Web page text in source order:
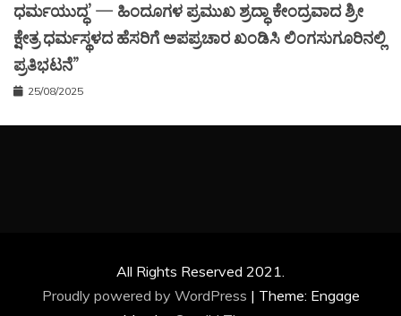
ಧರ್ಮಯುದ್ಧ’ — ಹಿಂದೂಗಳ ಪ್ರಮುಖ ಶ್ರದ್ಧಾ ಕೇಂದ್ರವಾದ ಶ್ರೀ
ಕ್ಷೇತ್ರ ಧರ್ಮಸ್ಥಳದ ಹೆಸರಿಗೆ ಅಪಪ್ರಚಾರ ಖಂಡಿಸಿ ಲಿಂಗಸುಗೂರಿನಲ್ಲಿ
ಪ್ರತಿಭಟನೆ”
25/08/2025
All Rights Reserved 2021.
Proudly powered by WordPress | Theme: Engage